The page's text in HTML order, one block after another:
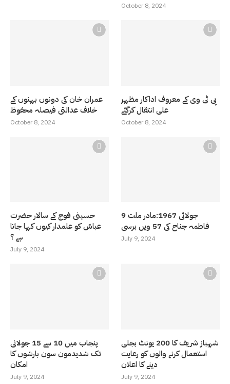
October 8, 2024
عمران خان کی دونوں بہنوں کے
خلاف عدالتی فیصلہ محفوظ
October 8, 2024
پی ٹی وی کے معروف اداکار مظہر
علی انتقال کرگئے
October 8, 2024
حسینی فوج کے سالار حضرت
عباسّ کو علمدار کیوں کہا جاتا
ہے ؟
July 9, 2024
9 جولائی 1967:مادر ملت
فاطمہ جناح کی 57 ویں برسی
July 9, 2024
پنجاب میں 10 سے 15 جولائی
تک شدیدمون سون بارشوں کا
امکان
July 9, 2024
شہباز شریف کا 200 یونٹ بجلی
استعمال کرنے والوں کو رعایت
دینے کا اعلان
July 9, 2024